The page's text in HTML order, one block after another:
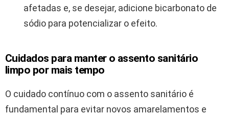
afetadas e, se desejar, adicione bicarbonato de
sódio para potencializar o efeito.
Cuidados para manter o assento sanitário
limpo por mais tempo
O cuidado contínuo com o assento sanitário é
fundamental para evitar novos amarelamentos e